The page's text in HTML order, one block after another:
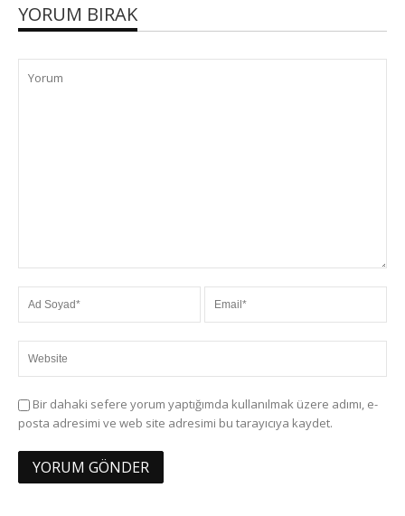
YORUM BIRAK
Bir dahaki sefere yorum yaptığımda kullanılmak üzere adımı, e-
posta adresimi ve web site adresimi bu tarayıcıya kaydet.